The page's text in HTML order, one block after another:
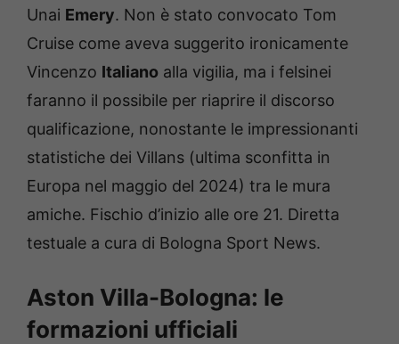
Unai Emery. Non è stato convocato Tom
Cruise come aveva suggerito ironicamente
Vincenzo Italiano alla vigilia, ma i felsinei
faranno il possibile per riaprire il discorso
qualificazione, nonostante le impressionanti
statistiche dei Villans (ultima sconfitta in
Europa nel maggio del 2024) tra le mura
amiche. Fischio d’inizio alle ore 21. Diretta
testuale a cura di Bologna Sport News.
Aston Villa-Bologna: le
formazioni ufficiali